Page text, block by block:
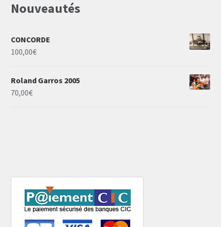
Nouveautés
CONCORDE
100,00€
Roland Garros 2005
70,00€